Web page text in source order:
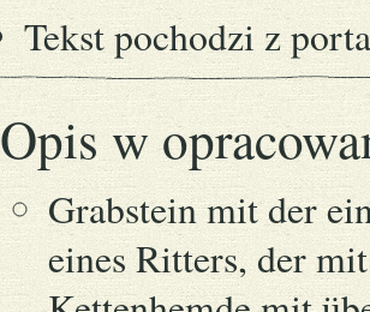
Tekst pochodzi z
Opis w
Grabstein mit der
eines Ritters, der